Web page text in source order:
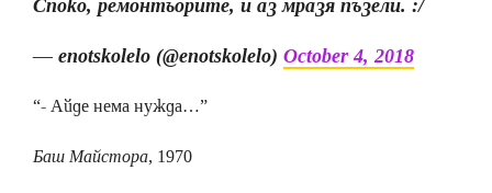
— enotskolelo (@enotskolelo) October 4, 2018
“- Айде нема нужда…”
Баш Майстора, 1970